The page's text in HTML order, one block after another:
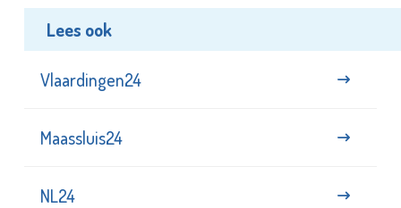
Lees ook
Vlaardingen24
Maassluis24
NL24